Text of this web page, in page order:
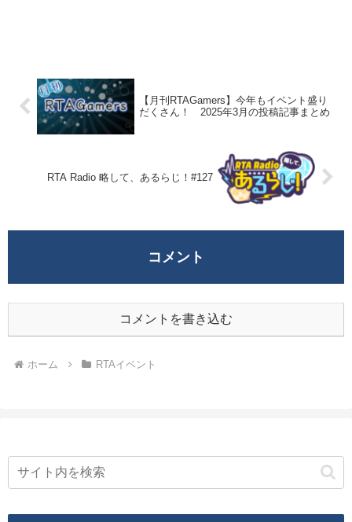
【月刊RTAGamers】今年もイベント盛り
だくさん！ 2025年3月の投稿記事まとめ
RTA Radio 略して、あるらじ！#127
コメント
コメントを書き込む
ホーム RTAイベント